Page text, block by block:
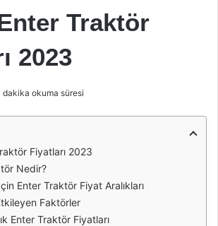
Traktör
2023
dakika okuma süresi
Fiyatları 2023
Nedir?
Enter Traktör Fiyat Aralıkları
Faktörler
Enter Traktör Fiyatları